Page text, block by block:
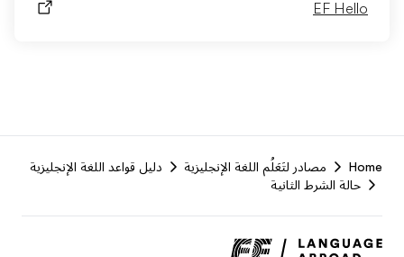
EF Hello
Home مصادر لتَعَلُم اللغة الإنجليزية
دليل قواعد اللغة الإنجليزية
حالة الشرط الثانية